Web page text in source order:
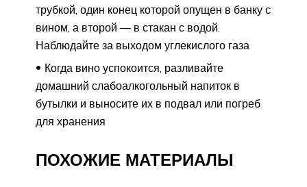
трубкой, один конец которой опущен в банку с
вином, а второй — в стакан с водой.
Наблюдайте за выходом углекислого газа
Когда вино успокоится, разливайте
домашний слабоалкогольный напиток в
бутылки и выносите их в подвал или погреб
для хранения
ПОХОЖИЕ МАТЕРИАЛЫ